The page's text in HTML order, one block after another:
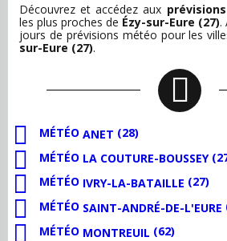
Découvrez et accédez aux
les plus proches de Ézy-sur-Eure (27).
jours de prévisions météo pour les
sur-Eure (27).
MÉTÉO ANET (28)
MÉTÉO LA COUTURE-BOUSSEY
MÉTÉO IVRY-LA-BATAILLE (27)
MÉTÉO SAINT-ANDRÉ-DE-L'EURE
MÉTÉO MONTREUIL (62)